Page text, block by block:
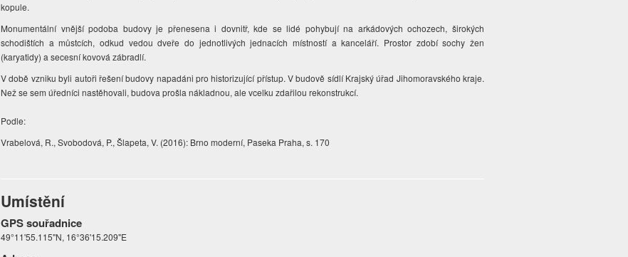
kopule.
Monumentální vnější podoba budovy je přenesena i dovnitř, kde se lidé pohybují na arkádových ochozech, širokých
schodištích a můstcích, odkud vedou dveře do jednotlivých jednacích místností a kanceláří. Prostor zdobí sochy žen
(karyatidy) a secesní kovová zábradlí.
V době vzniku byli autoři řešení budovy napadáni pro historizující přístup. V budově sídlí Krajský úřad Jihomoravského kraje.
Než se sem úředníci nastěhovali, budova prošla nákladnou, ale vcelku zdařilou rekonstrukcí.
Podle:
Vrabelová, R., Svobodová, P., Šlapeta, V. (2016): Brno moderní, Paseka Praha, s. 170
Umístění
GPS souřadnice
49°11'55.115"N, 16°36'15.209"E